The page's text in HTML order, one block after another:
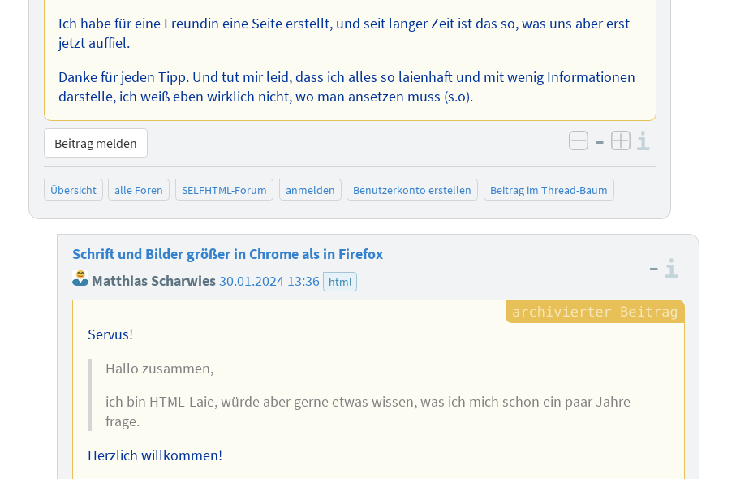
Ich habe für eine Freundin eine Seite erstellt, und seit langer Zeit ist das so, was uns aber erst
jetzt auffiel.
Danke für jeden Tipp. Und tut mir leid, dass ich alles so laienhaft und mit wenig Informationen
darstelle, ich weiß eben wirklich nicht, wo man ansetzen muss (s.o).
Beitrag melden negativ bewerten
– positiv bewerten
Übersicht alle Foren SELFHTML-Forum anmelden Benutzerkonto erstellen Beitrag im Thread-Baum
Schrift und Bilder größer in Chrome als in Firefox
Matthias Scharwies30.01.2024 13:36 html
–
Servus!
Hallo zusammen,
ich bin HTML-Laie, würde aber gerne etwas wissen, was ich mich schon ein paar Jahre
frage.
Herzlich willkommen!